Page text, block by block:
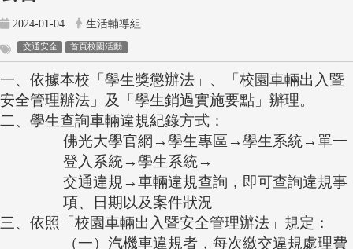
2024-01-04 生活輔導組
交通安全 首頁校園活動
一、依據本校「學生獎懲辦法」、「校園車輛出入暨
安全管理辦法」及「學生銷過實施要點」辦理。
二、學生查詢車輛違規紀錄方式：
佛光大學官網→學生專區→學生系統→單一
登入系統→學生系統→
交通違規→車輛違規查詢，即可查詢違規事
項、日期以及案件狀況
三、依照「校園車輛出入暨安全管理辦法」規定：
（一）汽機車違規者，每次繳交違規處理費